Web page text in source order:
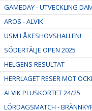
GAMEDAY - UTVECKLING
AROS - ALVIK
USM I ÅKESHOVSHALLEN!
SÖDERTÄLJE OPEN 2025
HELGENS RESULTAT
HERRLAGET RESER MOT
ALVIK PLUSKORTET 24/25
LÖRDAGSMATCH -